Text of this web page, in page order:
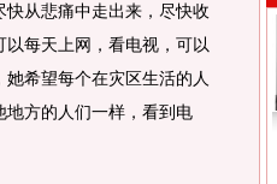
从悲痛中走出来，尽快收
每天上网，看电视，可以
希望每个在灾区生活的人
方的人们一样，看到电